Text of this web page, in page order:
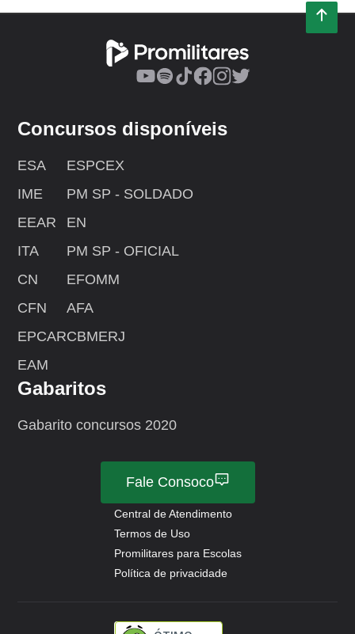
Concursos disponíveis
ESA
IME
EEAR
ITA
CN
CFN
EPCAR
EAM
ESPCEX
PM SP - SOLDADO
EN
PM SP - OFICIAL
EFOMM
AFA
CBMERJ
Gabaritos
Gabarito concursos 2020
Central de Atendimento
Termos de Uso
Promilitares para Escolas
Política de privacidade
Fale Consoco